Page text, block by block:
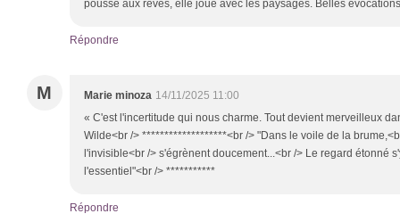
pousse aux rêves, elle joue avec les paysages. Belles
Répondre
M Marie minoza 14/11/2025 11:00
« C'est l'incertitude qui nous charme. Tout devient merveilleux
Wilde<br /> *******************<br /> "Dans le voile de la
l'invisible<br /> s'égrènent doucement...<br /> Le regard étonné
l'essentiel"<br /> ***********
Répondre